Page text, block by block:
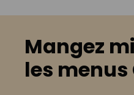
Mangez
les menus